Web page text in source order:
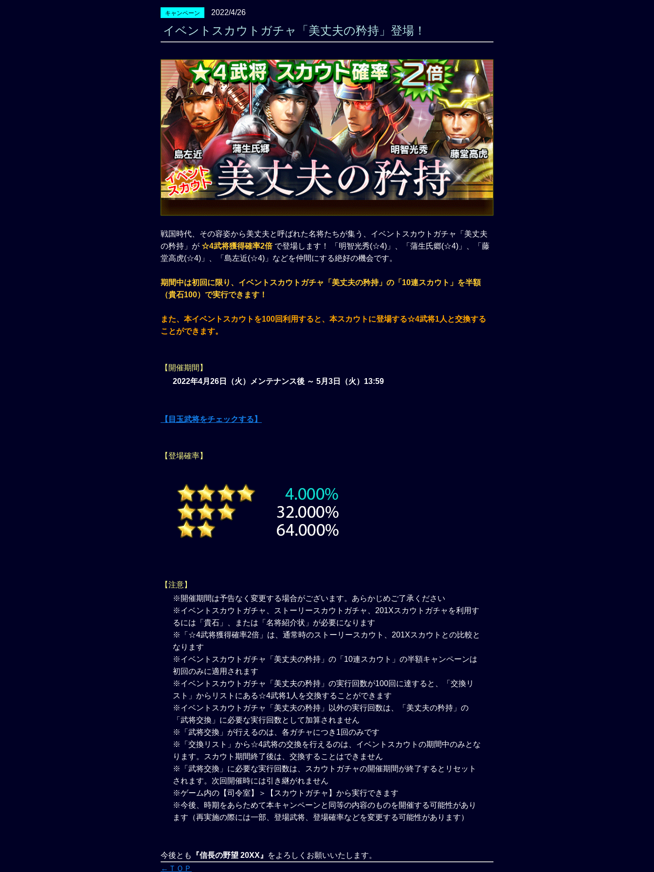
キャンペーン 2022/4/26
イベントスカウトガチャ「美丈夫の矜持」登場！
戦国時代、その容姿から美丈夫と呼ばれた名将たちが集う、イベントスカウトガチャ「美丈夫
の矜持」が ☆4武将獲得確率2倍 で登場します！ 「明智光秀(☆4)」、「蒲生氏郷(☆4)」、「藤
堂高虎(☆4)」、「島左近(☆4)」などを仲間にする絶好の機会です。
期間中は初回に限り、イベントスカウトガチャ「美丈夫の矜持」の「10連スカウト」を半額
（貴石100）で実行できます！
また、本イベントスカウトを100回利用すると、本スカウトに登場する☆4武将1人と交換する
ことができます。
【開催期間】
2022年4月26日（火）メンテナンス後 ～ 5月3日（火）13:59
【目玉武将をチェックする】
【登場確率】
【注意】
※開催期間は予告なく変更する場合がございます。あらかじめご了承ください
※イベントスカウトガチャ、ストーリースカウトガチャ、201Xスカウトガチャを利用す
るには「貴石」、または「名将紹介状」が必要になります
※「☆4武将獲得確率2倍」は、通常時のストーリースカウト、201Xスカウトとの比較と
なります
※イベントスカウトガチャ「美丈夫の矜持」の「10連スカウト」の半額キャンペーンは
初回のみに適用されます
※イベントスカウトガチャ「美丈夫の矜持」の実行回数が100回に達すると、「交換リ
スト」からリストにある☆4武将1人を交換することができます
※イベントスカウトガチャ「美丈夫の矜持」以外の実行回数は、「美丈夫の矜持」の
「武将交換」に必要な実行回数として加算されません
※「武将交換」が行えるのは、各ガチャにつき1回のみです
※「交換リスト」から☆4武将の交換を行えるのは、イベントスカウトの期間中のみとな
ります。スカウト期間終了後は、交換することはできません
※「武将交換」に必要な実行回数は、スカウトガチャの開催期間が終了するとリセット
されます。次回開催時には引き継がれません
※ゲーム内の【司令室】＞【スカウトガチャ】から実行できます
※今後、時期をあらためて本キャンペーンと同等の内容のものを開催する可能性があり
ます（再実施の際には一部、登場武将、登場確率などを変更する可能性があります）
今後とも 『信長の野望 20XX』
をよろしくお願いいたします。
←ＴＯＰ